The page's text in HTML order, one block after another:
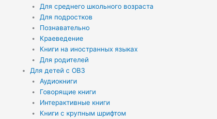
Для среднего школьного возраста
Для подростков
Познавательно
Краеведение
Книги на иностранных языках
Для родителей
Для детей с ОВЗ
Аудиокниги
Говорящие книги
Интерактивные книги
Книги с крупным шрифтом